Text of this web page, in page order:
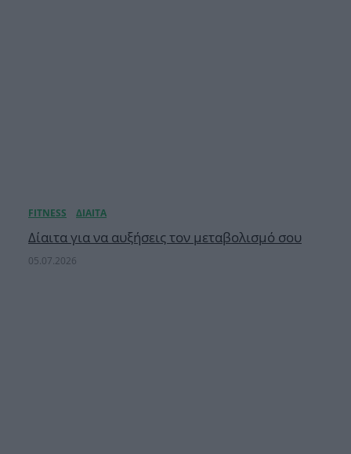
Δίαιτα για να αυξήσεις τον μεταβολισμό σου
05.07.2026